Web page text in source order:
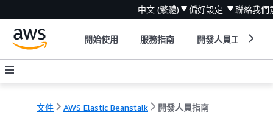
中文 (繁體) 偏好設定 聯絡我們
開始使用 服務指南 開發人員工具
文件 AWS Elastic Beanstalk 開發人員指南